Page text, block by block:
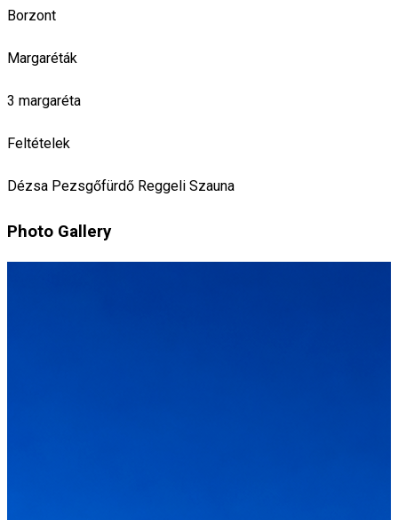
Borzont
Margaréták
3 margaréta
Feltételek
Dézsa Pezsgőfürdő Reggeli Szauna
Photo Gallery